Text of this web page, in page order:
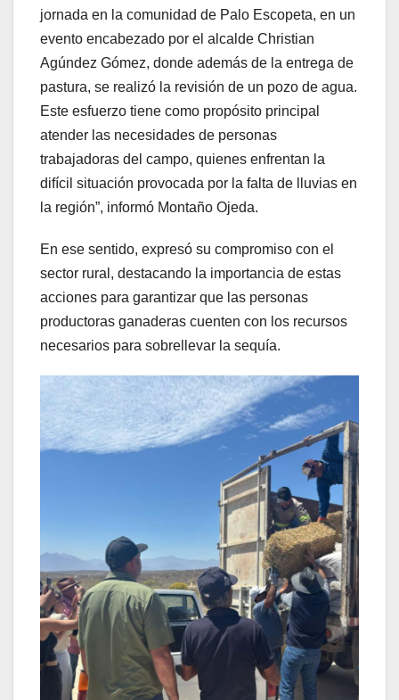
jornada en la comunidad de Palo Escopeta, en un
evento encabezado por el alcalde Christian
Agúndez Gómez, donde además de la entrega de
pastura, se realizó la revisión de un pozo de agua.
Este esfuerzo tiene como propósito principal
atender las necesidades de personas
trabajadoras del campo, quienes enfrentan la
difícil situación provocada por la falta de lluvias en
la región”, informó Montaño Ojeda.
En ese sentido, expresó su compromiso con el
sector rural, destacando la importancia de estas
acciones para garantizar que las personas
productoras ganaderas cuenten con los recursos
necesarios para sobrellevar la sequía.